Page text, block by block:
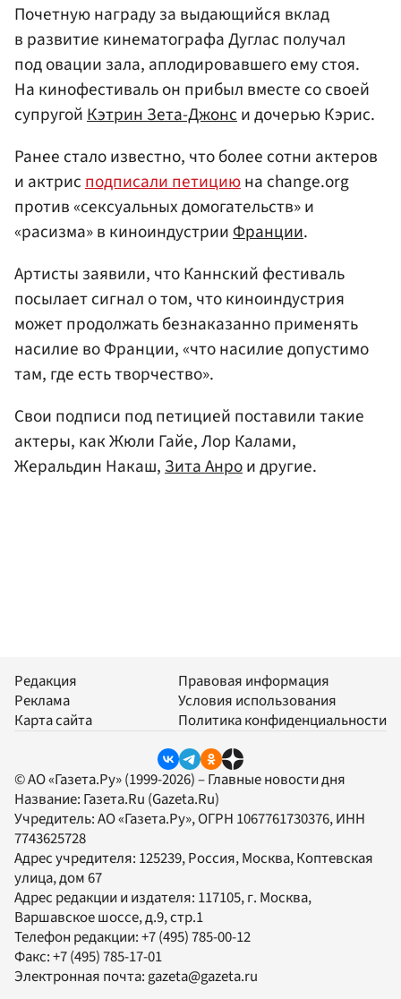
Почетную награду за выдающийся вклад
в развитие кинематографа Дуглас получал
под овации зала, аплодировавшего ему стоя.
На кинофестиваль он прибыл вместе со своей
супругойКэтрин Зета-Джонси дочерью Кэрис.
Ранее стало известно, что более сотни актеров
и актрисподписали петициюна change.org
против «сексуальных домогательств» и
«расизма» в киноиндустрииФранции.
Артисты заявили, что Каннский фестиваль
посылает сигнал о том, что киноиндустрия
может продолжать безнаказанно применять
насилие во Франции, «что насилие допустимо
там, где есть творчество».
Свои подписи под петицией поставили такие
актеры, как Жюли Гайе, Лор Калами,
Жеральдин Накаш,Зита Анрои другие.
Редакция
Реклама
Карта сайта
Правовая информация
Условия использования
Политика конфиденциальности
© АО «Газета.Ру» (1999-2026) – Главные новости дня
Название: Газета.Ru (Gazeta.Ru)
Учредитель:АО «Газета.Ру», ОГРН 1067761730376, ИНН
7743625728
Адрес учредителя: 125239, Россия, Москва, Коптевская
улица, дом 67
Адрес редакции и издателя: 117105, г. Москва,
Варшавское шоссе, д.9, стр.1
Телефон редакции:+7 (495) 785-00-12
Факс:+7 (495) 785-17-01
Электронная почта: gazeta@gazeta.ru